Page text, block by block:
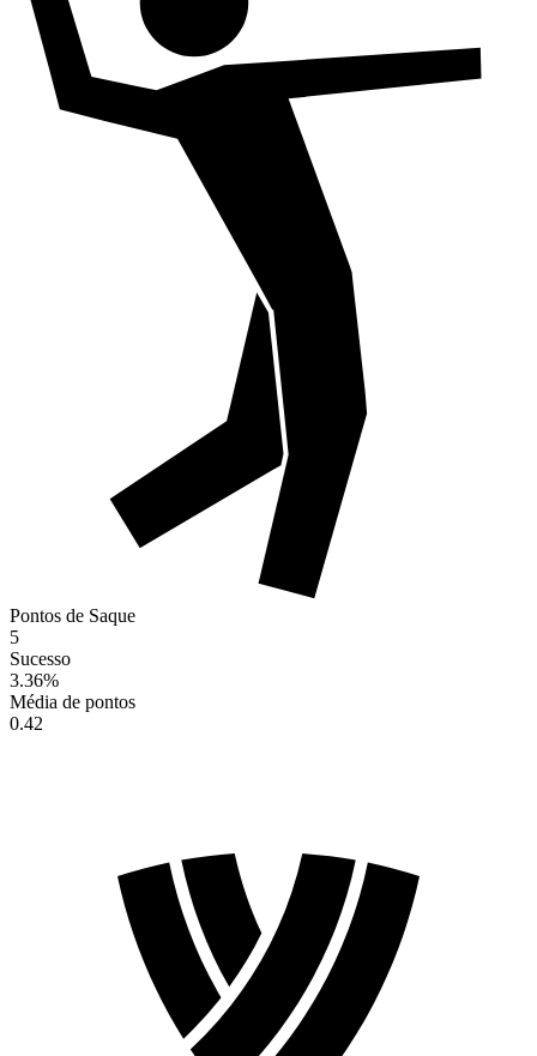
Pontos de Saque
5
Sucesso
3.36%
Média de pontos
0.42